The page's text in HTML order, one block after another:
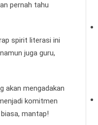
pernah tahu
spirit literasi ini
juga guru,
akan mengadakan
komitmen
mantap!